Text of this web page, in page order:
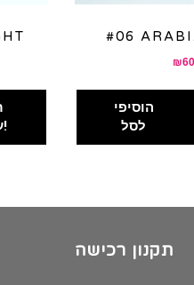
עכשיו!
#06
₪
הוסיפי
לסל
תקנון רכישה